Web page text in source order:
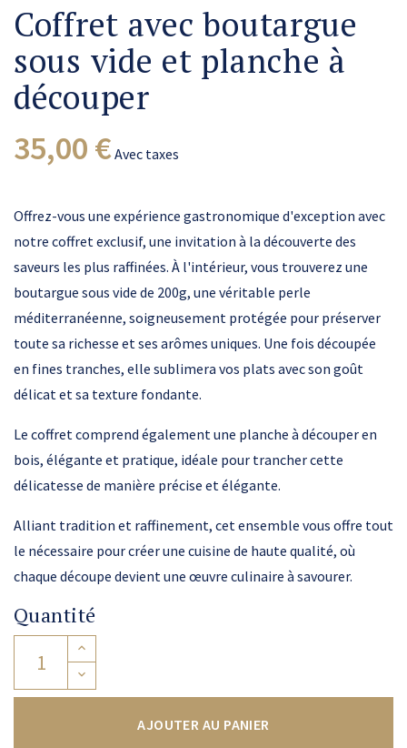
Coffret avec boutargue
sous vide et planche à
découper
35,00 €Avec taxes
Offrez-vous une expérience gastronomique d'exception avec
notre coffret exclusif, une invitation à la découverte des
saveurs les plus raffinées. À l'intérieur, vous trouverez une
boutargue sous vide de 200g, une véritable perle
méditerranéenne, soigneusement protégée pour préserver
toute sa richesse et ses arômes uniques. Une fois découpée
en fines tranches, elle sublimera vos plats avec son goût
délicat et sa texture fondante.
Le coffret comprend également une planche à découper en
bois, élégante et pratique, idéale pour trancher cette
délicatesse de manière précise et élégante.
Alliant tradition et raffinement, cet ensemble vous offre tout
le nécessaire pour créer une cuisine de haute qualité, où
chaque découpe devient une œuvre culinaire à savourer.
Quantité
AJOUTER AU PANIER